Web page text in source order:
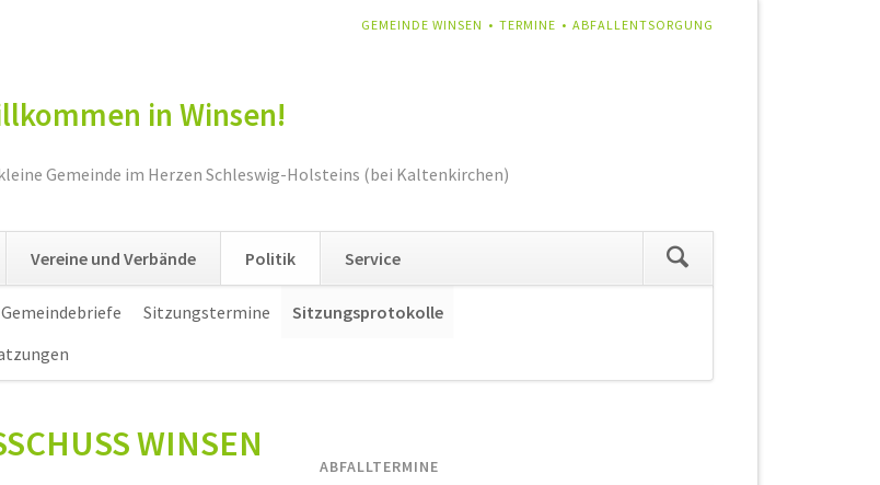
NAVIGATION
GEMEINDE WINSEN TERMINE ABFALLENTSORGUNG
in Winsen!
Gemeinde im Herzen Schleswig-Holsteins (bei Kaltenkirchen)
überspringen
Vereine und Verbände Politik Service
Gemeindebriefe Sitzungstermine
Sitzungsprotokolle
WINSEN
ABFALLTERMINE